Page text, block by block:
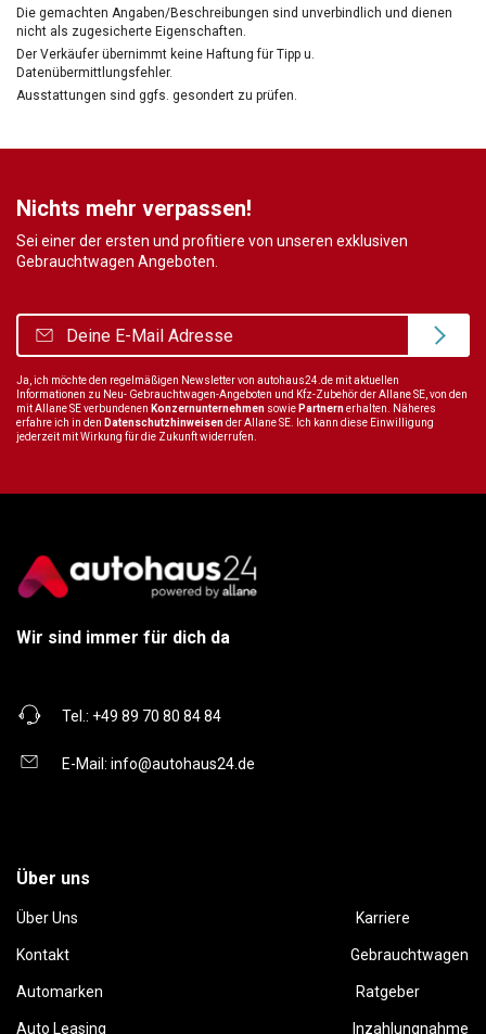
Die gemachten Angaben/Beschreibungen sind unverbindlich und dienen
nicht als zugesicherte Eigenschaften.
Der Verkäufer übernimmt keine Haftung für Tipp u.
Datenübermittlungsfehler.
Ausstattungen sind ggfs. gesondert zu prüfen.
Nichts mehr verpassen!
Sei einer der ersten und profitiere von unseren exklusiven
Gebrauchtwagen Angeboten.
Ja, ich möchte den regelmäßigen Newsletter von autohaus24.de mit aktuellen
Informationen zu Neu- Gebrauchtwagen-Angeboten und Kfz-Zubehör der Allane SE, von den
mit Allane SE verbundenen Konzernunternehmen sowie Partnernerhalten. Näheres
erfahre ich in den Datenschutzhinweisender Allane SE. Ich kann diese Einwilligung
jederzeit mit Wirkung für die Zukunft widerrufen.
Wir sind immer für dich da
Tel.: +49 89 70 80 84 84
E-Mail: info@autohaus24.de
Über uns
Über Uns Karriere
Kontakt Gebrauchtwagen
Automarken Ratgeber
Auto Leasing Inzahlungnahme